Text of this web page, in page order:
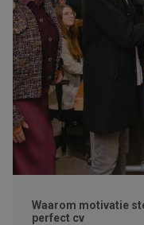
Waarom motivatie
perfect cv